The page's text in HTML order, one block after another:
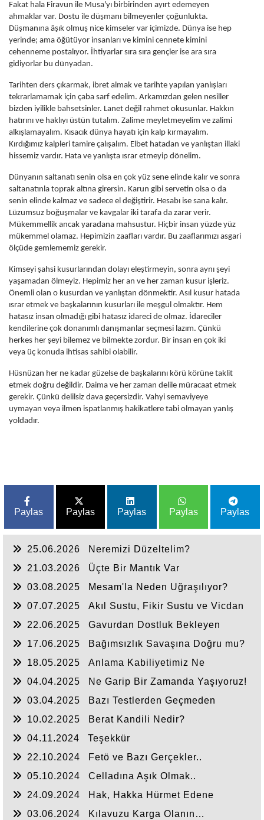
Fakat hala Firavun ile Musa'yı birbirinden ayırt edemeyen
ahmaklar var. Dostu ile düşmanı bilmeyenler çoğunlukta.
Düşmanına âşık olmuş nice kimseler var içimizde. Dünya ise hep
yerinde; ama öğütüyor insanları ve kimini cennete kimini
cehenneme postalıyor. İhtiyarlar sıra sıra gençler ise ara sıra
gidiyorlar bu dünyadan.
Tarihten ders çıkarmak, ibret almak ve tarihte yapılan yanlışları
tekrarlamamak için çaba sarf edelim. Arkamızdan gelen nesiller
bizden iyilikle bahsetsinler. Lanet değil rahmet okusunlar. Hakkın
hatırını ve haklıyı üstün tutalım. Zalime meyletmeyelim ve zalimi
alkışlamayalım. Kısacık dünya hayatı için kalp kırmayalım.
Kırdığımız kalpleri tamire çalışalım. Elbet hatadan ve yanlıştan illaki
hissemiz vardır. Hata ve yanlışta ısrar etmeyip dönelim.
Dünyanın saltanatı senin olsa en çok yüz sene elinde kalır ve sonra
saltanatınla toprak altına girersin. Karun gibi servetin olsa o da
senin elinde kalmaz ve sadece el değiştirir. Hesabı ise sana kalır.
Lüzumsuz boğuşmalar ve kavgalar iki tarafa da zarar verir.
Mükemmellik ancak yaradana mahsustur. Hiçbir insan yüzde yüz
mükemmel olamaz. Hepimizin zaafları vardır. Bu zaaflarımızı asgari
ölçüde gemlememiz gerekir.
Kimseyi şahsi kusurlarından dolayı eleştirmeyin, sonra aynı şeyi
yaşamadan ölmeyiz. Hepimiz her an ve her zaman kusur işleriz.
Önemli olan o kusurdan ve yanlıştan dönmektir. Asıl kusur hatada
ısrar etmek ve başkalarının kusurları ile meşgul olmaktır. Hem
hatasız insan olmadığı gibi hatasız idareci de olmaz. İdareciler
kendilerine çok donanımlı danışmanlar seçmesi lazım. Çünkü
herkes her şeyi bilemez ve bilmekte zordur. Bir insan en çok iki
veya üç konuda ihtisas sahibi olabilir.
Hüsnüzan her ne kadar güzelse de başkalarını körü körüne taklit
etmek doğru değildir. Daima ve her zaman delile müracaat etmek
gerekir. Çünkü delilsiz dava geçersizdir. Vahyi semaviyeye
uymayan veya ilmen ispatlanmış hakikatlere tabi olmayan yanlış
yoldadır.
Paylas Paylas Paylas Paylas Paylas
25.06.2026
Neremizi Düzeltelim?
21.03.2026
Üçte Bir Mantık Var
03.08.2025
Mesam'la Neden Uğraşılıyor?
07.07.2025
Akıl Sustu, Fikir Sustu ve Vicdan
22.06.2025
Gavurdan Dostluk Bekleyen
17.06.2025
Bağımsızlık Savaşına Doğru mu?
18.05.2025
Anlama Kabiliyetimiz Ne
04.04.2025
Ne Garip Bir Zamanda Yaşıyoruz!
03.04.2025
Bazı Testlerden Geçmeden
10.02.2025
Berat Kandili Nedir?
04.11.2024
Teşekkür
22.10.2024
Fetö ve Bazı Gerçekler..
05.10.2024
Celladına Aşık Olmak..
24.09.2024
Hak, Hakka Hürmet Edene
03.06.2024
Kılavuzu Karga Olanın…